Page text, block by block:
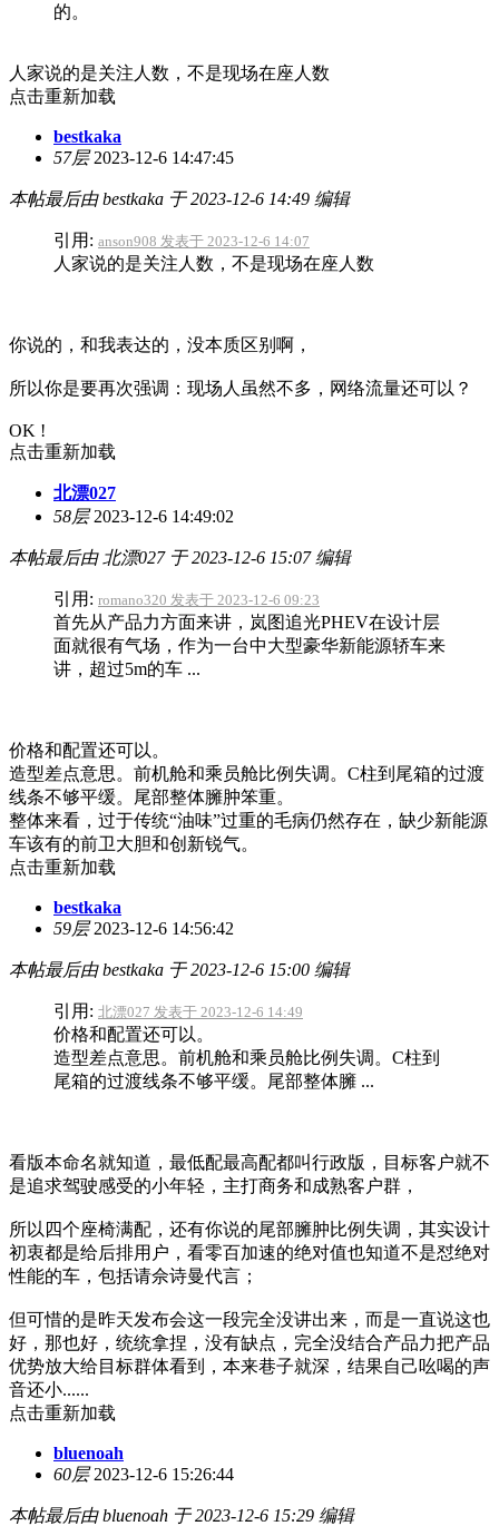
的。
人家说的是关注人数，不是现场在座人数
点击重新加载
bestkaka
57层2023-12-6 14:47:45
本帖最后由 bestkaka 于 2023-12-6 14:49 编辑
引用: anson908 发表于 2023-12-6 14:07
人家说的是关注人数，不是现场在座人数
你说的，和我表达的，没本质区别啊，
所以你是要再次强调：现场人虽然不多，网络流量还可以？
OK !
点击重新加载
北漂027
58层2023-12-6 14:49:02
本帖最后由 北漂027 于 2023-12-6 15:07 编辑
引用: romano320 发表于 2023-12-6 09:23
首先从产品力方面来讲，岚图追光PHEV在设计层
面就很有气场，作为一台中大型豪华新能源轿车来
讲，超过5m的车 ...
价格和配置还可以。
造型差点意思。前机舱和乘员舱比例失调。C柱到尾箱的过渡
线条不够平缓。尾部整体臃肿笨重。
整体来看，过于传统“油味”过重的毛病仍然存在，缺少新能源
车该有的前卫大胆和创新锐气。
点击重新加载
bestkaka
59层2023-12-6 14:56:42
本帖最后由 bestkaka 于 2023-12-6 15:00 编辑
引用: 北漂027 发表于 2023-12-6 14:49
价格和配置还可以。
造型差点意思。前机舱和乘员舱比例失调。C柱到
尾箱的过渡线条不够平缓。尾部整体臃 ...
看版本命名就知道，最低配最高配都叫行政版，目标客户就不
是追求驾驶感受的小年轻，主打商务和成熟客户群，
所以四个座椅满配，还有你说的尾部臃肿比例失调，其实设计
初衷都是给后排用户，看零百加速的绝对值也知道不是怼绝对
性能的车，包括请佘诗曼代言；
但可惜的是昨天发布会这一段完全没讲出来，而是一直说这也
好，那也好，统统拿捏，没有缺点，完全没结合产品力把产品
优势放大给目标群体看到，本来巷子就深，结果自己吆喝的声
音还小......
点击重新加载
bluenoah
60层2023-12-6 15:26:44
本帖最后由 bluenoah 于 2023-12-6 15:29 编辑